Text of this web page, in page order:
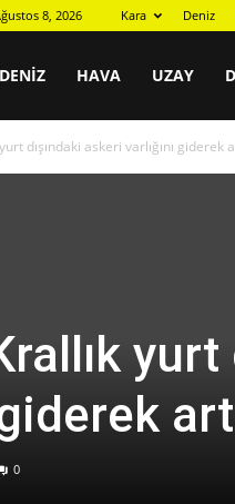
8, 2026 Kara Deniz
DENIZ HAVA UZAY
dışındaki askeri varlığını giderek
yurt
0